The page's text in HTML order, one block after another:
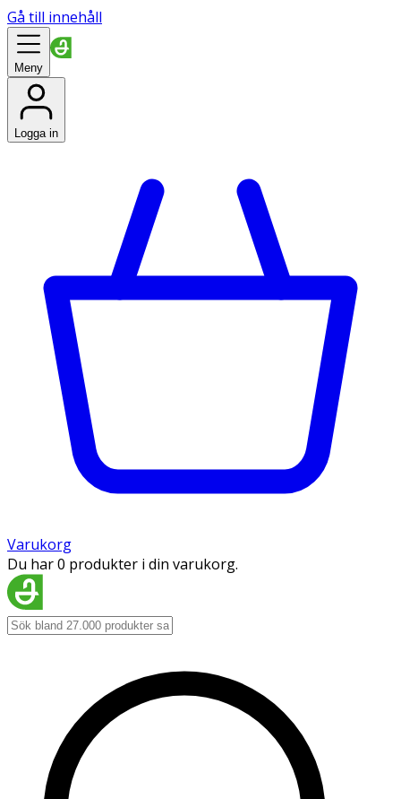
Gå till innehåll
Meny
Logga in
Varukorg
Du har 0 produkter i din varukorg.